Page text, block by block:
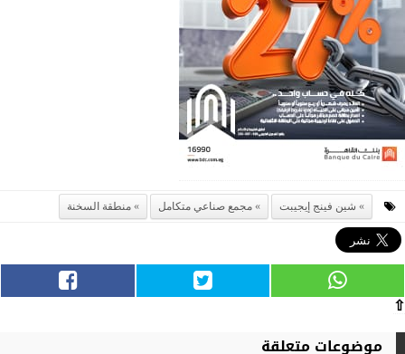
شين فينج إيجيبت مجمع صناعي متكامل منطقة السخنة
⇧
موضوعات متعلقة